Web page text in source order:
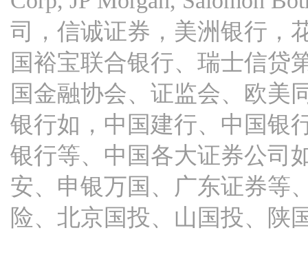
司，信诚证券，美洲银行，
国裕宝联合银行、瑞士信贷
国金融协会、证监会、欧美
银行如，中国建行、中国银
银行等、中国各大证券公司
安、申银万国、广东证券等
险、北京国投、山国投、陕